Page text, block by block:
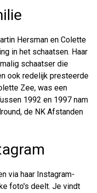
Hersman en Colette
in het schaatsen. Haar
schaatser die
ook redelijk presteerde
Zee, was een
1992 en 1997 nam
de NK Afstanden
via haar Instagram-
foto's deelt. Je vindt